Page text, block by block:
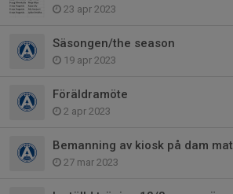
23 apr 2023
Säsongen/the season
19 apr 2023
Föräldramöte
2 apr 2023
Bemanning av kiosk på dam
27 mar 2023